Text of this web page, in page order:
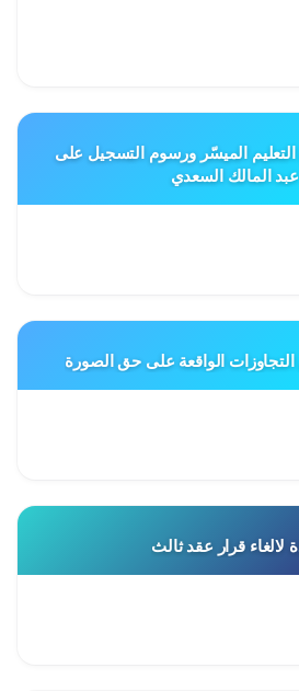
الميسّر ورسوم التسجيل على
المالك السعدي
الواقعة على حق الصورة
لالغاء قرار عقد ثالث